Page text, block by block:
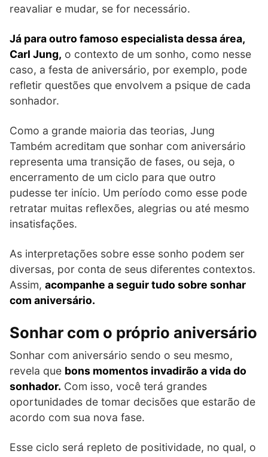
reavaliar e mudar, se for necessário.
Já para outro famoso especialista dessa área,
Carl Jung, o contexto de um sonho, como nesse
caso, a festa de aniversário, por exemplo, pode
refletir questões que envolvem a psique de cada
sonhador.
Como a grande maioria das teorias, Jung
Também acreditam que sonhar com aniversário
representa uma transição de fases, ou seja, o
encerramento de um ciclo para que outro
pudesse ter início. Um período como esse pode
retratar muitas reflexões, alegrias ou até mesmo
insatisfações.
As interpretações sobre esse sonho podem ser
diversas, por conta de seus diferentes contextos.
Assim, acompanhe a seguir tudo sobre sonhar
com aniversário.
Sonhar com o próprio aniversário
Sonhar com aniversário sendo o seu mesmo,
revela que bons momentos invadirão a vida do
sonhador. Com isso, você terá grandes
oportunidades de tomar decisões que estarão de
acordo com sua nova fase.
Esse ciclo será repleto de positividade, no qual, o